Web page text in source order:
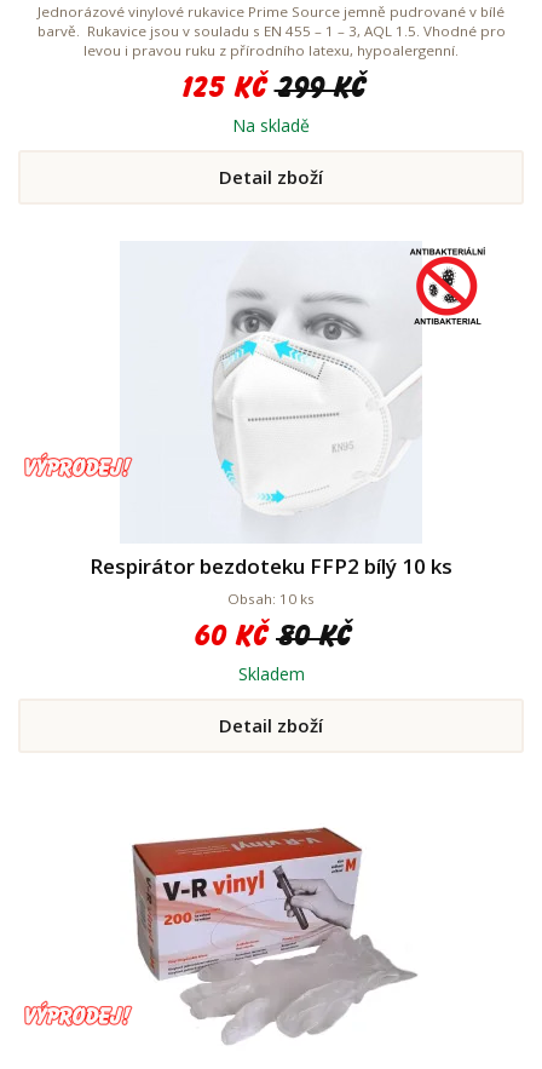
Jednorázové vinylové rukavice Prime Source jemně pudrované v bílé
barvě. Rukavice jsou v souladu s EN 455 – 1 – 3, AQL 1.5. Vhodné pro
levou i pravou ruku z přírodního latexu, hypoalergenní.
125 Kč 299 Kč
Na skladě
Detail zboží
Respirátor bezdoteku FFP2 bílý 10 ks
Obsah: 10 ks
60 Kč 80 Kč
Skladem
Detail zboží